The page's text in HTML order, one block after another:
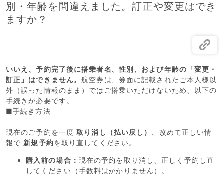
別・年齢を間違えました。訂正や変更はでき
ますか？
いいえ、予約完了後に搭乗者名、性別、および年齢の「変更・
訂正」はできません。航空券は、券面に記載されたご本人様以
外（誤った情報のまま）ではご搭乗いただけないため、以下の
手続きが必要です。
■手続き方法
現在のご予約を一度取り消し（払い戻し）
、改めて正しい情
報で 新規予約を取り直してください。
購入前の場合： 現在の予約を取り消し、正しく予約し直
してください（手数料はかかりません）。